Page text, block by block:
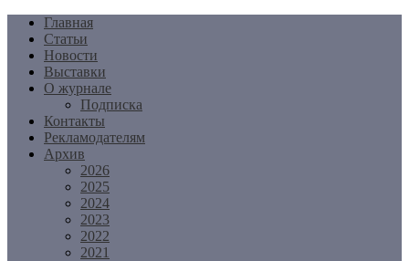
Перейти
содержимому
Главная
Статьи
Новости
Выставки
О журнале
Подписка
Контакты
Рекламодателям
Архив
2026
2025
2024
2023
2022
2021